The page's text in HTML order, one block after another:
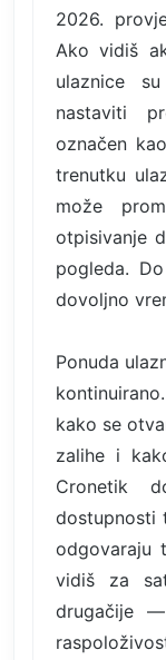
2026.
Ako vidiš
ulaznice
nastaviti
označen
trenutku
može
otpisivanje
pogleda.
dovoljno
Ponuda
kako se
zalihe i
Cronetik
dostupnosti
odgovaraju
vidiš za
drugačije